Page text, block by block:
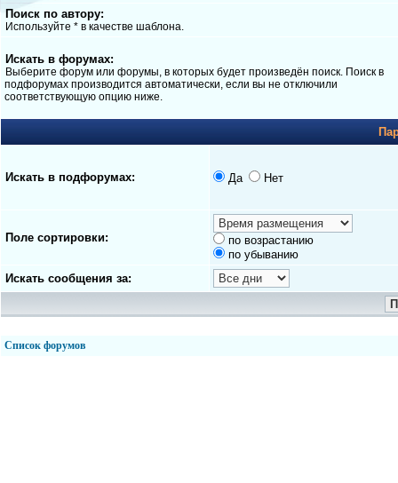
Поиск по автору:
Используйте * в качестве шаблона.
Искать в форумах:
Выберите форум или форумы, в которых будет произведён поиск. Поиск в
подфорумах производится автоматически, если вы не отключили
соответствующую опцию ниже.
Искать в подфорумах: Да Нет
Поле сортировки:
по возрастанию
по убыванию
Искать сообщения за:
Список форумов